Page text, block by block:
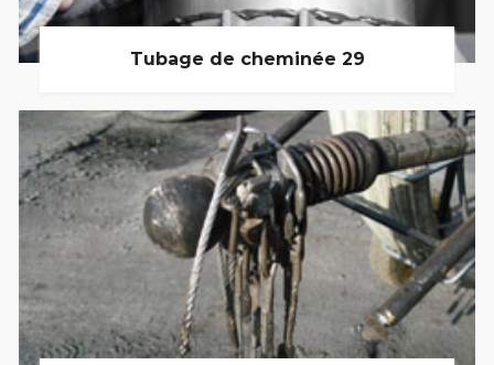
Tubage de cheminée 29